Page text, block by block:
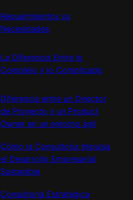
Requerimientos vs
Necesidades
La Diferencia Entre lo
Complejo y lo Complicado
Diferencia entre un Director
de Proyecto y un Product
Owner en un entorno ágil
Cómo la Consultoría Impulsa
el Desarrollo Empresarial
Sostenible
Consultoría Estratégica